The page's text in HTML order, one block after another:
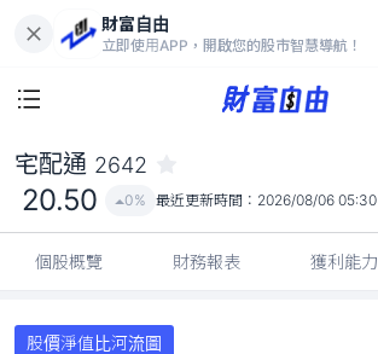
財富自由
立即使用APP，開啟您的股市智慧導航！
20.50
0%
宅配通 2642
20.50 0% 最近更新時間： 2026/08/06 05:30
個股概覽 財務報表 獲利能力
股價淨值比河流圖